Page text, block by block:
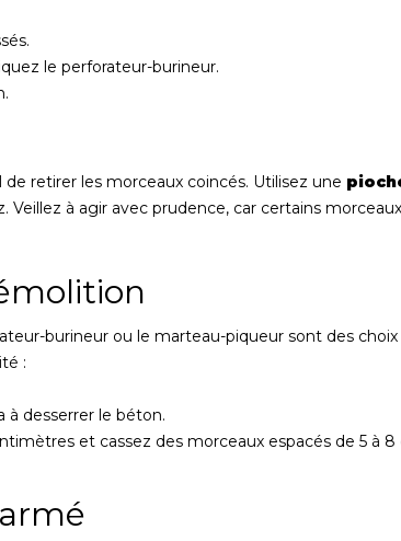
le perforateur-burineur.
retirer les morceaux coincés. Utilisez une
Veillez à agir avec prudence, car certains morceaux
burineur ou le marteau-piqueur sont des choix
:
à desserrer le béton.
et cassez des morceaux espacés de 5 à 8